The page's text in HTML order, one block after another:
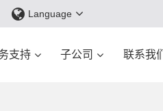
Language
支持 子公司 联系我们